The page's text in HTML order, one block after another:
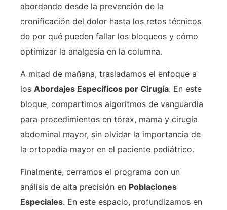
abordando desde la prevención de la
cronificación del dolor hasta los retos técnicos
de por qué pueden fallar los bloqueos y cómo
optimizar la analgesia en la columna.
A mitad de mañana, trasladamos el enfoque a
los Abordajes Específicos por Cirugía. En este
bloque, compartimos algoritmos de vanguardia
para procedimientos en tórax, mama y cirugía
abdominal mayor, sin olvidar la importancia de
la ortopedia mayor en el paciente pediátrico.
Finalmente, cerramos el programa con un
análisis de alta precisión en Poblaciones
Especiales. En este espacio, profundizamos en